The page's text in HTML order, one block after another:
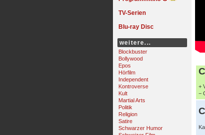
TV-Serien
Blu-ray Disc
weitere...
Blockbuster
Bollywood
Epos
Hörfilm
Independent
Kontroverse
Kult
Martial Arts
Politik
Religion
Satire
Schwarzer Humor
+
−